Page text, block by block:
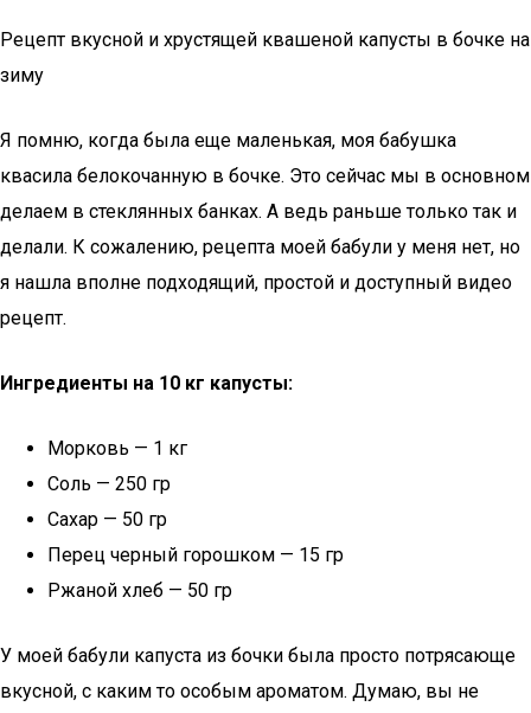
Рецепт вкусной и хрустящей квашеной капусты в бочке на
зиму
Я помню, когда была еще маленькая, моя бабушка
квасила белокочанную в бочке. Это сейчас мы в основном
делаем в стеклянных банках. А ведь раньше только так и
делали. К сожалению, рецепта моей бабули у меня нет, но
я нашла вполне подходящий, простой и доступный видео
рецепт.
Ингредиенты на 10 кг капусты:
Морковь — 1 кг
Соль — 250 гр
Сахар — 50 гр
Перец черный горошком — 15 гр
Ржаной хлеб — 50 гр
У моей бабули капуста из бочки была просто потрясающе
вкусной, с каким то особым ароматом. Думаю, вы не